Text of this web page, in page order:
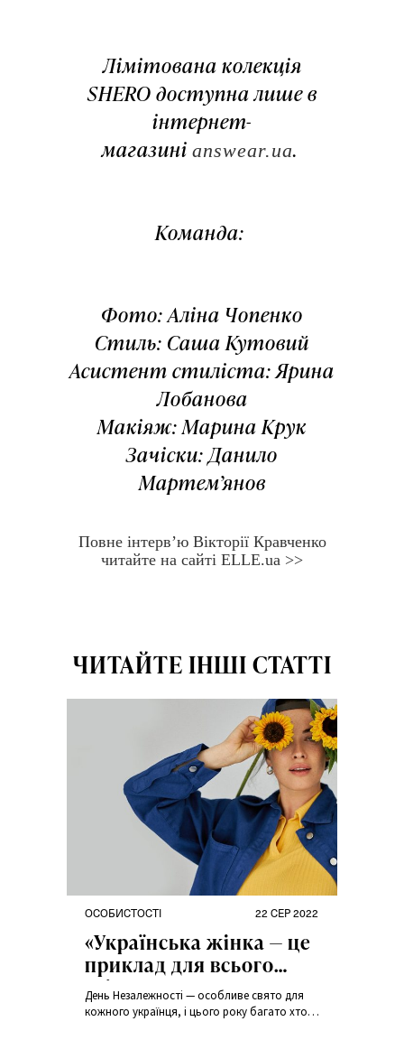
Лімітована колекція
SHERO доступна лише в
інтернет-
магазині answear.ua.
Команда:
Фото: Аліна Чопенко
Стиль: Саша Кутовий
Асистент стиліста: Ярина
Лобанова
Макіяж: Марина Крук
Зачіски: Данило
Мартем’янов
Повне інтерв’ю Вікторії Кравченко
читайте на сайті ELLE.ua >>
ЧИТАЙТЕ ІНШІ СТАТТІ
ОСОБИСТОСТІ 22 СЕР 2022
«Українська жінка — це
приклад для всього
світу», — Даша
Астаф’єва у проєкті
День Незалежності — особливе свято для
кожного українця, і цього року багато хто з